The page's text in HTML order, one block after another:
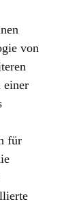
von
einer
für